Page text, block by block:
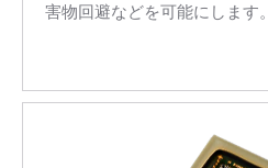
害物回避などを可能にします。